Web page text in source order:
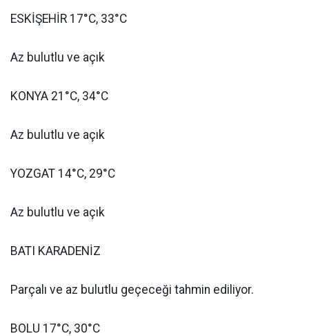
ESKİŞEHİR 17°C, 33°C
Az bulutlu ve açık
KONYA 21°C, 34°C
Az bulutlu ve açık
YOZGAT 14°C, 29°C
Az bulutlu ve açık
BATI KARADENİZ
Parçalı ve az bulutlu geçeceği tahmin ediliyor.
BOLU 17°C, 30°C